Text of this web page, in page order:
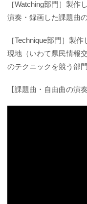
［Watching部門］製作
演奏・録画した課題曲
［Technique部門］製
現地（いわて県民情報
のテクニックを競う部門
【課題曲・自由曲の演